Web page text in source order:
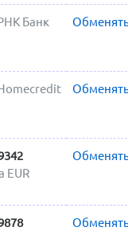
Банк
EUR